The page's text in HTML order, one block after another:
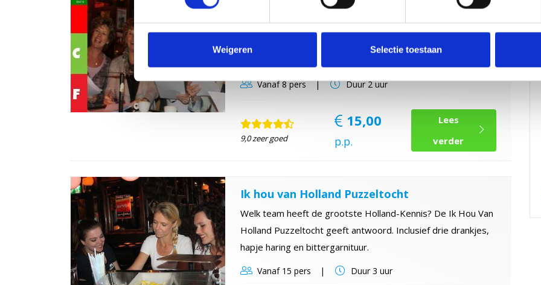
Weigeren Selectie toestaan
Online Workshop Volendams & online Holland
Quiz
Leer digitaal de Volendamse taal en speel Holland quiz met
Vanaf8 pers Duur2 uur
9,0 zeer goed
15,00
p.p.
Lees
verder
Ik hou van Holland Puzzeltocht
Welk team heeft de grootste Holland-Kennis? De Ik Hou Van
Holland Puzzeltocht geeft antwoord. Inclusief drie drankjes,
hapje haring en bittergarnituur.
Vanaf15 pers Duur3 uur